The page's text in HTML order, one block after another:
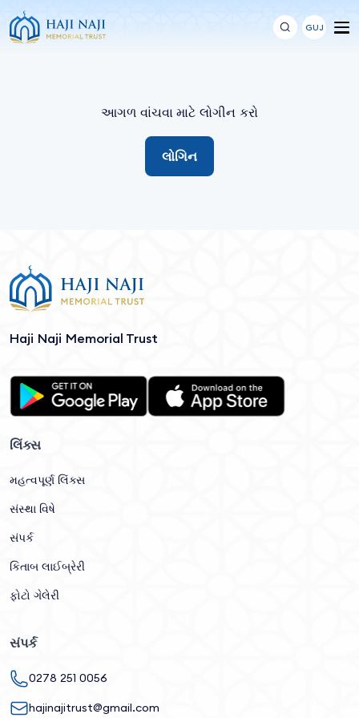
GUJ
આગળ વાંચવા માટે લોગીન કરો
લોગિન
Haji Naji Memorial Trust
લિંક્સ
મહત્વપૂર્ણ લિંક્સ
સંસ્થા વિષે
સંપર્ક
કિતાબ લાઈબ્રેરી
ફોટો ગેલેરી
સંપર્ક
0278 251 0056
hajinajitrust@gmail.com